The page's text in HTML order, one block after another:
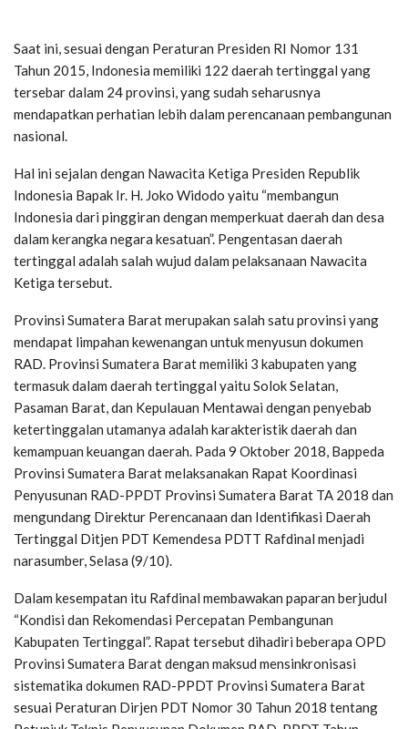
Saat ini, sesuai dengan Peraturan Presiden RI Nomor 131
Tahun 2015, Indonesia memiliki 122 daerah tertinggal yang
tersebar dalam 24 provinsi, yang sudah seharusnya
mendapatkan perhatian lebih dalam perencanaan pembangunan
nasional.
Hal ini sejalan dengan Nawacita Ketiga Presiden Republik
Indonesia Bapak Ir. H. Joko Widodo yaitu “membangun
Indonesia dari pinggiran dengan memperkuat daerah dan desa
dalam kerangka negara kesatuan”. Pengentasan daerah
tertinggal adalah salah wujud dalam pelaksanaan Nawacita
Ketiga tersebut.
Provinsi Sumatera Barat merupakan salah satu provinsi yang
mendapat limpahan kewenangan untuk menyusun dokumen
RAD. Provinsi Sumatera Barat memiliki 3 kabupaten yang
termasuk dalam daerah tertinggal yaitu Solok Selatan,
Pasaman Barat, dan Kepulauan Mentawai dengan penyebab
ketertinggalan utamanya adalah karakteristik daerah dan
kemampuan keuangan daerah. Pada 9 Oktober 2018, Bappeda
Provinsi Sumatera Barat melaksanakan Rapat Koordinasi
Penyusunan RAD-PPDT Provinsi Sumatera Barat TA 2018 dan
mengundang Direktur Perencanaan dan Identifikasi Daerah
Tertinggal Ditjen PDT Kemendesa PDTT Rafdinal menjadi
narasumber, Selasa (9/10).
Dalam kesempatan itu Rafdinal membawakan paparan berjudul
“Kondisi dan Rekomendasi Percepatan Pembangunan
Kabupaten Tertinggal”. Rapat tersebut dihadiri beberapa OPD
Provinsi Sumatera Barat dengan maksud mensinkronisasi
sistematika dokumen RAD-PPDT Provinsi Sumatera Barat
sesuai Peraturan Dirjen PDT Nomor 30 Tahun 2018 tentang